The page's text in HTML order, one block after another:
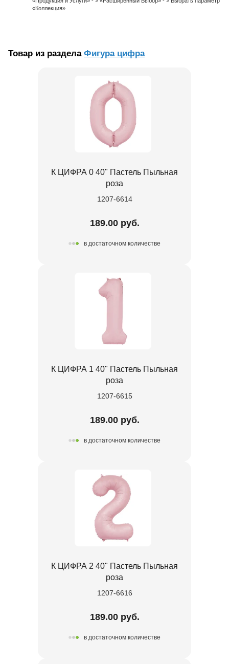
«Коллекция»
Товар из раздела Фигура цифра
К ЦИФРА 0 40" Пастель Пыльная
роза
1207-6614
189.00 руб.
в достаточном количестве
К ЦИФРА 1 40" Пастель Пыльная
роза
1207-6615
189.00 руб.
в достаточном количестве
К ЦИФРА 2 40" Пастель Пыльная
роза
1207-6616
189.00 руб.
в достаточном количестве